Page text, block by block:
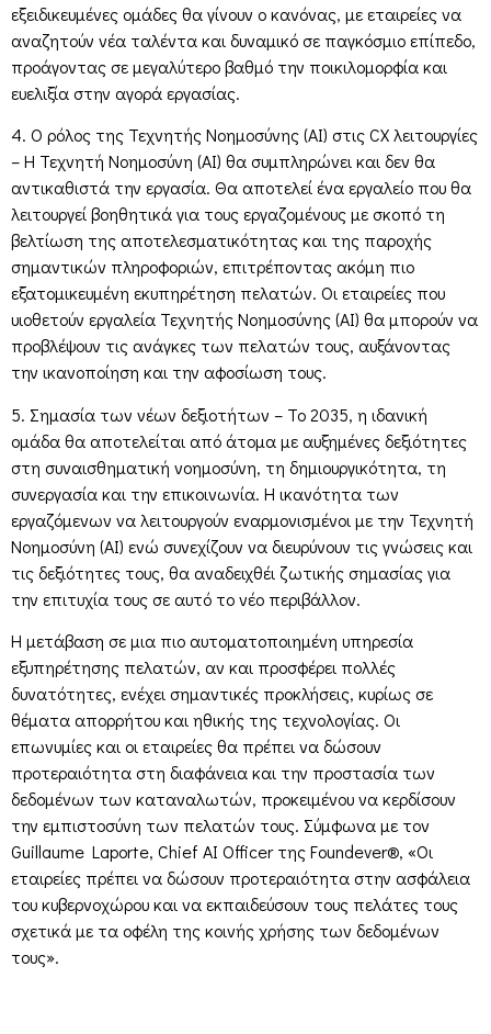
εξειδικευμένες ομάδες θα γίνουν ο κανόνας, με εταιρείες να
αναζητούν νέα ταλέντα και δυναμικό σε παγκόσμιο επίπεδο,
προάγοντας σε μεγαλύτερο βαθμό την ποικιλομορφία και
ευελιξία στην αγορά εργασίας.
4. Ο ρόλος της Τεχνητής Νοημοσύνης (AI) στις CX λειτουργίες
– Η Τεχνητή Νοημοσύνη (AI) θα συμπληρώνει και δεν θα
αντικαθιστά την εργασία. Θα αποτελεί ένα εργαλείο που θα
λειτουργεί βοηθητικά για τους εργαζομένους με σκοπό τη
βελτίωση της αποτελεσματικότητας και της παροχής
σημαντικών πληροφοριών, επιτρέποντας ακόμη πιο
εξατομικευμένη εκυπηρέτηση πελατών. Οι εταιρείες που
υιοθετούν εργαλεία Τεχνητής Νοημοσύνης (AI) θα μπορούν να
προβλέψουν τις ανάγκες των πελατών τους, αυξάνοντας
την ικανοποίηση και την αφοσίωση τους.
5. Σημασία των νέων δεξιοτήτων – Το 2035, η ιδανική
ομάδα θα αποτελείται από άτομα με αυξημένες δεξιότητες
στη συναισθηματική νοημοσύνη, τη δημιουργικότητα, τη
συνεργασία και την επικοινωνία. Η ικανότητα των
εργαζόμενων να λειτουργούν εναρμονισμένοι με την Τεχνητή
Νοημοσύνη (ΑΙ) ενώ συνεχίζουν να διευρύνουν τις γνώσεις και
τις δεξιότητες τους, θα αναδειχθέι ζωτικής σημασίας για
την επιτυχία τους σε αυτό το νέο περιβάλλον.
Η μετάβαση σε μια πιο αυτοματοποιημένη υπηρεσία
εξυπηρέτησης πελατών, αν και προσφέρει πολλές
δυνατότητες, ενέχει σημαντικές προκλήσεις, κυρίως σε
θέματα απορρήτου και ηθικής της τεχνολογίας. Οι
επωνυμίες και οι εταιρείες θα πρέπει να δώσουν
προτεραιότητα στη διαφάνεια και την προστασία των
δεδομένων των καταναλωτών, προκειμένου να κερδίσουν
την εμπιστοσύνη των πελατών τους. Σύμφωνα με τον
Guillaume Laporte, Chief AI Officer της Foundever®, «Οι
εταιρείες πρέπει να δώσουν προτεραιότητα στην ασφάλεια
του κυβερνοχώρου και να εκπαιδεύσουν τους πελάτες τους
σχετικά με τα οφέλη της κοινής χρήσης των δεδομένων
τους».